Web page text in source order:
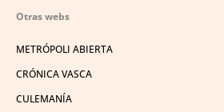
Otras webs
METRÓPOLI ABIERTA
CRÓNICA VASCA
CULEMANÍA